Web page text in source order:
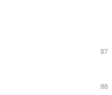
87
88